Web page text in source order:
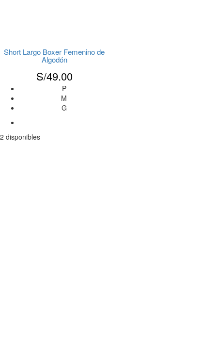
Short Largo Boxer Femenino de
Algodón
S/49.00
P
M
G
2 disponibles